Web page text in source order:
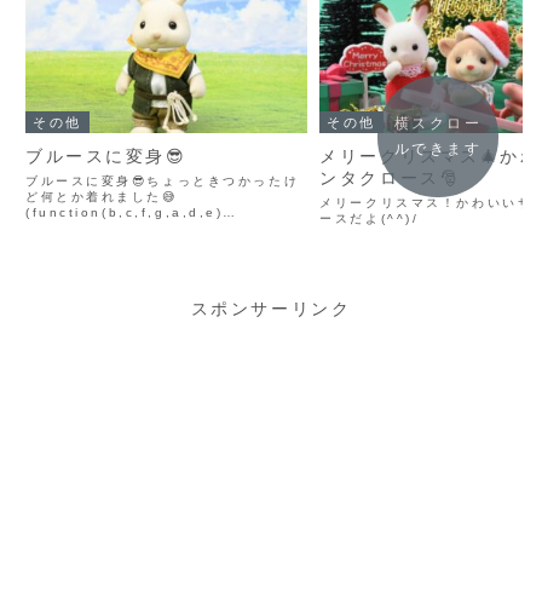
その他
ブルースに変身😎
ブルースに変身😎ちょっときつかったけ
ど何とか着れました😅
(function(b,c,f,g,a,d,e)
その他
メリークリスマス🎄か
ンタクロース🎅
メリークリスマス！かわいいサ
ースだよ(^^)/
横スクロー
ルできます
スポンサーリンク